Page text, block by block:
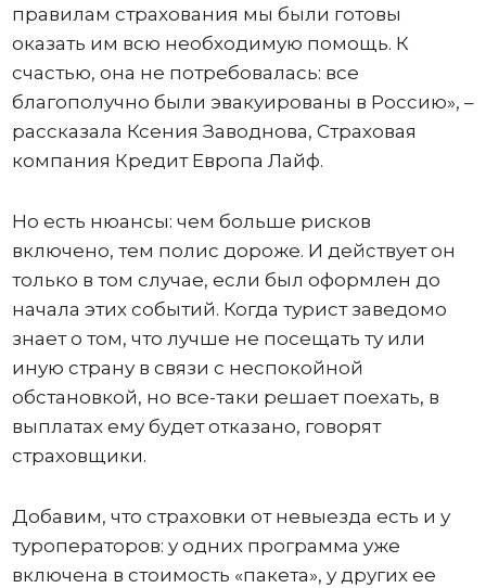
правилам страхования мы были готовы
оказать им всю необходимую помощь. К
счастью, она не потребовалась: все
благополучно были эвакуированы в Россию», –
рассказала Ксения Заводнова, Страховая
компания Кредит Европа Лайф.
Но есть нюансы: чем больше рисков
включено, тем полис дороже. И действует он
только в том случае, если был оформлен до
начала этих событий. Когда турист заведомо
знает о том, что лучше не посещать ту или
иную страну в связи с неспокойной
обстановкой, но все-таки решает поехать, в
выплатах ему будет отказано, говорят
страховщики.
Добавим, что страховки от невыезда есть и у
туроператоров: у одних программа уже
включена в стоимость «пакета», у других ее